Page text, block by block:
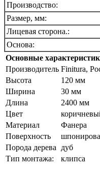
Производство:
Размер, мм:
Лицевая сторона.:
Основа:
Основные
Производитель Finitura,
Высота
120 мм
Ширина
30 мм
Длина
2400 мм
Цвет
Материал
Фанера
Поверхность
Порода дерева
дуб
Тип монтажа:
клипса